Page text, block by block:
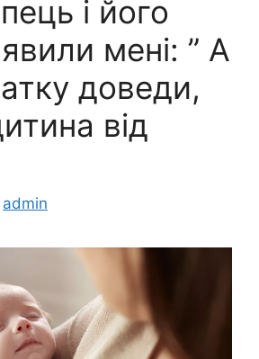
і його
мені: ” А
доведи,
від
admin